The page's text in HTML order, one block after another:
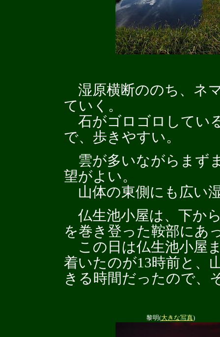
湿原横断ののち、ネ
ていく。
石がゴロゴロしてい
で、歩きやすい。
雲が多いながらまず
望がよい。
山体の東側にも広い
仏生池小屋は、下か
を巻き登った鞍部にあ
この日は仏生池小屋
着いたのが13時前と、
きる時間だったので、
黎明(大きな写真)